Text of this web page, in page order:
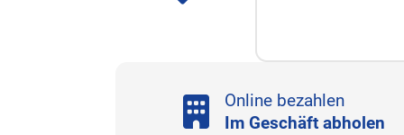
Online bezahlen
Im Geschäft abholen